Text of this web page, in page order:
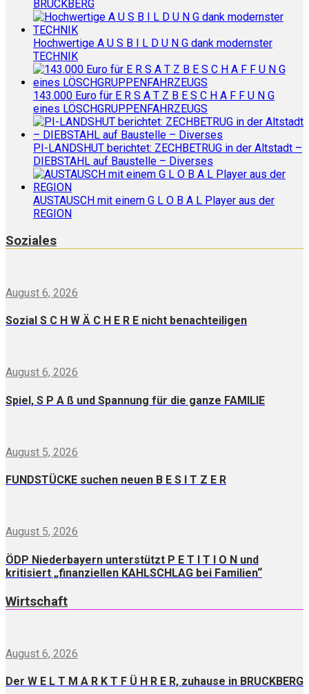
BRUCKBERG
Hochwertige A U S B I L D U N G dank modernster
TECHNIK
143.000 Euro für E R S A T Z B E S C H A F F U N G
eines LÖSCHGRUPPENFAHRZEUGS
PI-LANDSHUT berichtet: ZECHBETRUG in der Altstadt –
DIEBSTAHL auf Baustelle – Diverses
AUSTAUSCH mit einem G L O B A L Player aus der
REGION
Soziales
August 6, 2026
Sozial S C H W Ä C H E R E nicht benachteiligen
August 6, 2026
Spiel, S P A ß und Spannung für die ganze FAMILIE
August 5, 2026
FUNDSTÜCKE suchen neuen B E S I T Z E R
August 5, 2026
ÖDP Niederbayern unterstützt P E T I T I O N und
kritisiert „finanziellen KAHLSCHLAG bei Familien“
Wirtschaft
August 6, 2026
Der W E L T M A R K T F Ü H R E R, zuhause in BRUCKBERG